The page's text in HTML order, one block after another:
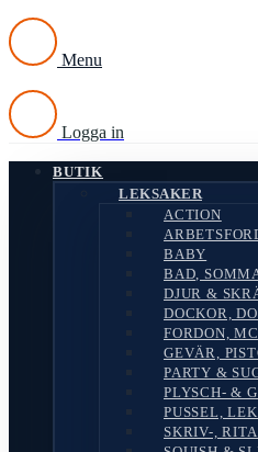
Menu
Logga in
BUTIK
LEKSAKER
ACTION
BABY
BAD,
DJUR &
DOCKOR,
FORDON,
GEVÄR,
PARTY &
PLYSCH- &
PUSSEL,
SKRIV-,